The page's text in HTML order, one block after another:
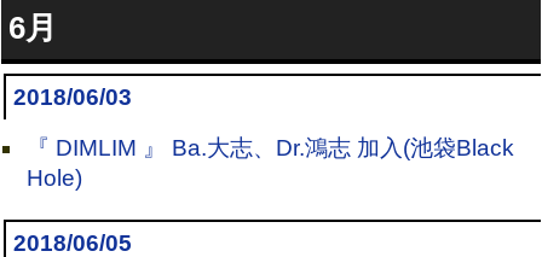
6月
2018/06/03
『 DIMLIM 』 Ba.大志、Dr.鴻志 加入(池袋Black
Hole)
2018/06/05